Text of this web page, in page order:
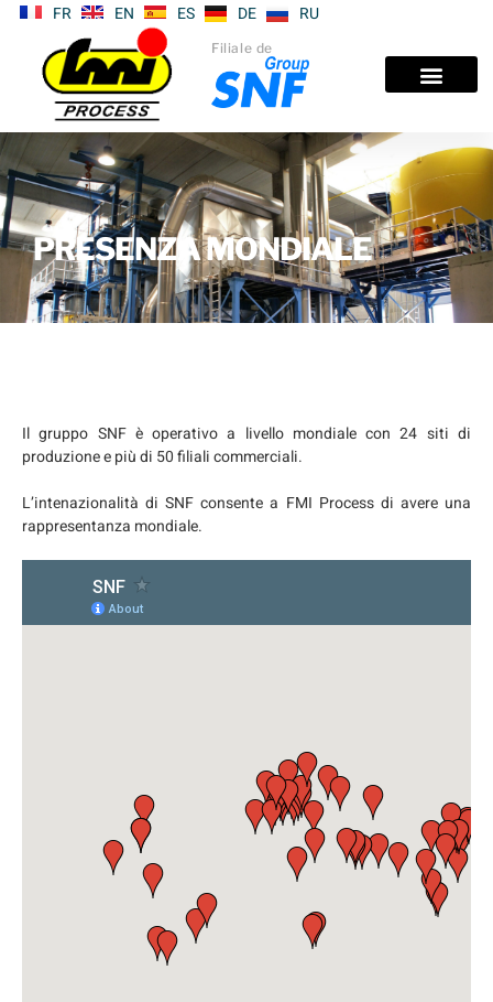
FR EN ES DE RU
Filiale de
PRESENZA MONDIALE
Il gruppo SNF è operativo a livello mondiale con 24 siti di
produzione e più di 50 filiali commerciali.
L’intenazionalità di SNF consente a FMI Process di avere una
rappresentanza mondiale.